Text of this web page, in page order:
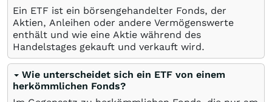
Ein ETF ist ein börsengehandelter Fonds, der
Aktien, Anleihen oder andere Vermögenswerte
enthält und wie eine Aktie während des
Handelstages gekauft und verkauft wird.
Wie unterscheidet sich ein ETF von einem
herkömmlichen Fonds?